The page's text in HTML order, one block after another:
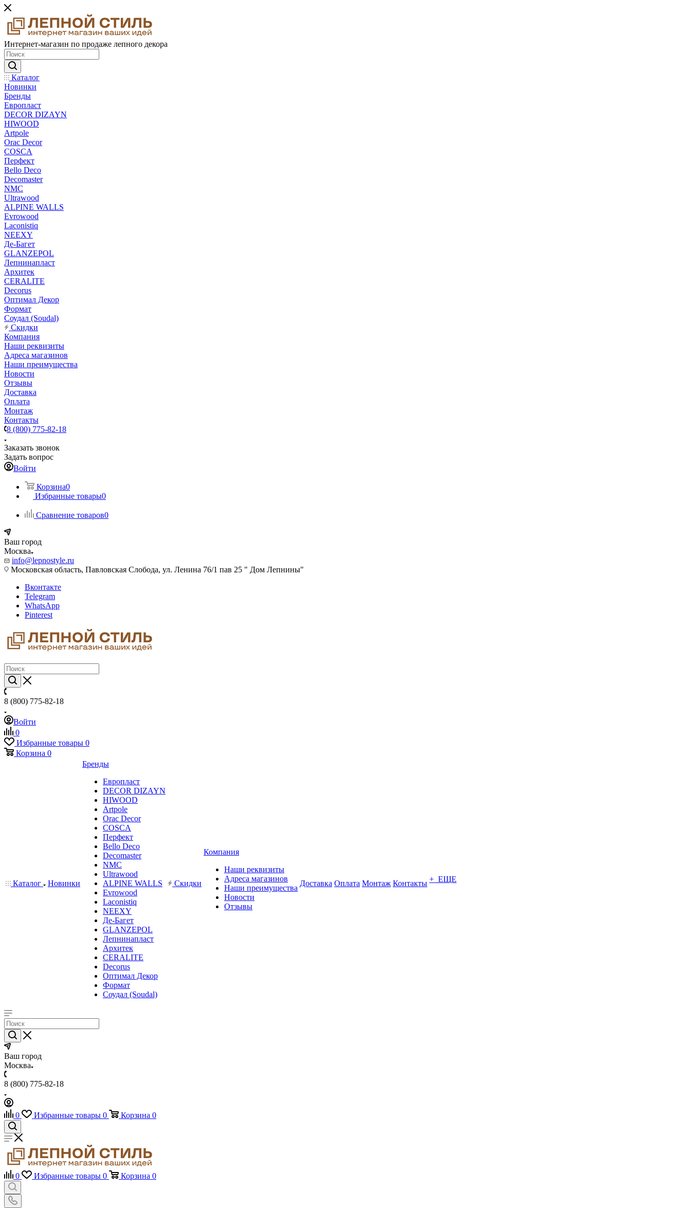
Интернет-магазин по продаже лепного декора
Каталог
Новинки
Бренды
Европласт
DECOR DIZAYN
HIWOOD
Artpole
Orac Decor
COSCA
Перфект
Bello Deco
Decomaster
NMС
Ultrawood
ALPINE WALLS
Evrowood
Laconistiq
NEEXY
Де-Багет
GLANZEPOL
Лепнинапласт
Архитек
CERALITE
Decorus
Оптимал Декор
Формат
Соудал (Soudal)
Скидки
Компания
Наши реквизиты
Адреса магазинов
Наши преимущества
Новости
Отзывы
Доставка
Оплата
Монтаж
Контакты
8 (800) 775-82-18
Заказать звонок
Задать вопрос
Войти
Корзина0
Избранные товары0
Сравнение товаров0
Ваш город
Москва
info@lepnostyle.ru
Московская область, Павловская Слобода, ул. Ленина 76/1 пав 25 " Дом Лепнины"
Вконтакте
Telegram
WhatsApp
Pinterest
8 (800) 775-82-18
Войти
0
Избранные товары 0
Корзина 0
Каталог Новинки
Бренды
Европласт
DECOR DIZAYN
HIWOOD
Artpole
Orac Decor
COSCA
Перфект
Bello Deco
Decomaster
NMС
Ultrawood
ALPINE WALLS
Evrowood
Laconistiq
NEEXY
Де-Багет
GLANZEPOL
Лепнинапласт
Архитек
CERALITE
Decorus
Оптимал Декор
Формат
Соудал (Soudal)
Скидки
Компания
Наши реквизиты
Адреса магазинов
Наши преимущества
Новости
Отзывы
Доставка Оплата Монтаж Контакты + ЕЩЕ
Ваш город
Москва
8 (800) 775-82-18
0 Избранные товары 0 Корзина 0
0 Избранные товары 0 Корзина 0